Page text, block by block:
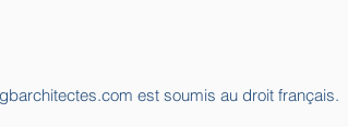
est soumis au droit français.